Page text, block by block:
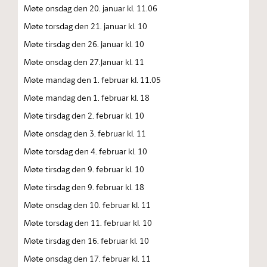
Møte onsdag den 20. januar kl. 11.06
Møte torsdag den 21. januar kl. 10
Møte tirsdag den 26. januar kl. 10
Møte onsdag den 27.januar kl. 11
Møte mandag den 1. februar kl. 11.05
Møte mandag den 1. februar kl. 18
Møte tirsdag den 2. februar kl. 10
Møte onsdag den 3. februar kl. 11
Møte torsdag den 4. februar kl. 10
Møte tirsdag den 9. februar kl. 10
Møte tirsdag den 9. februar kl. 18
Møte onsdag den 10. februar kl. 11
Møte torsdag den 11. februar kl. 10
Møte tirsdag den 16. februar kl. 10
Møte onsdag den 17. februar kl. 11